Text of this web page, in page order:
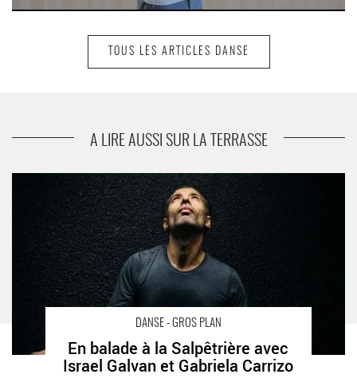
« Roméo et Juliette »
TOUS LES ARTICLES DANSE
A LIRE AUSSI SUR LA TERRASSE
DANSE - GROS PLAN
En balade à la Salpêtrière avec
Israel Galvan et Gabriela Carrizo
En balade à la Salpêtrière avec Israel Galvan et Gabriela Carrizo
- Critique sortie Danse Paris